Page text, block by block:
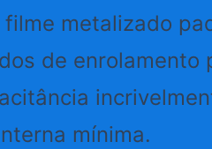
metalizado
de enrolamento
mínima.